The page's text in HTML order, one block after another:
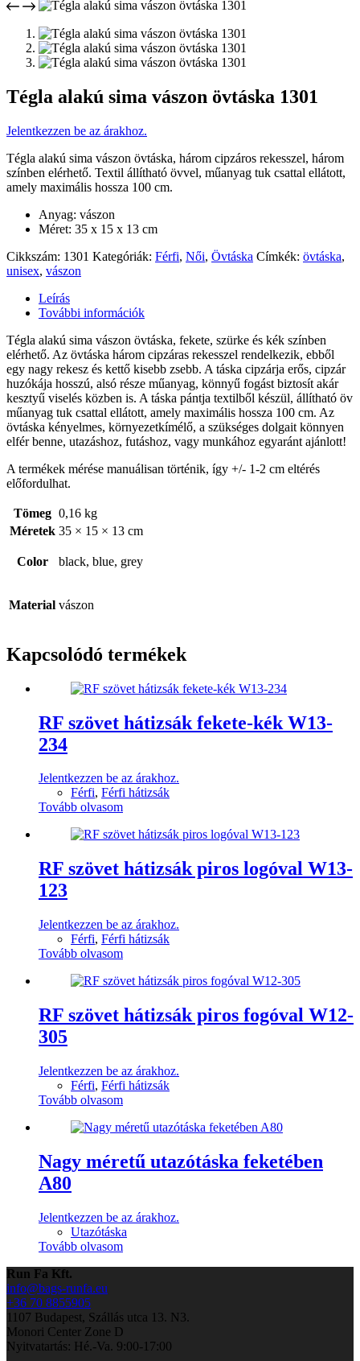
Tégla alakú sima vászon övtáska 1301
Jelentkezzen be az árakhoz.
Tégla alakú sima vászon övtáska, három cipzáros rekesszel, három
színben elérhető. Textil állítható övvel, műanyag tuk csattal ellátott,
amely maximális hossza 100 cm.
Anyag: vászon
Méret: 35 x 15 x 13 cm
Cikkszám: 1301 Kategóriák: Férfi, Női, Övtáska Címkék: övtáska,
unisex, vászon
Leírás
További információk
Tégla alakú sima vászon övtáska, fekete, szürke és kék színben
elérhető. Az övtáska három cipzáras rekesszel rendelkezik, ebből
egy nagy rekesz és kettő kisebb zsebb. A táska cipzárja erős, cipzár
huzókája hosszú, alsó része műanyag, könnyű fogást biztosít akár
kesztyű viselés közben is. A táska pántja textilből készül, állítható öv
műanyag tuk csattal ellátott, amely maximális hossza 100 cm. Az
övtáska kényelmes, környezetkímélő, a szükséges dolgait könnyen
elfér benne, utazáshoz, futáshoz, vagy munkához egyaránt ajánlott!
A termékek mérése manuálisan történik, így +/- 1-2 cm eltérés
előfordulhat.
Tömeg 0,16 kg
Méretek 35 × 15 × 13 cm
Color black, blue, grey
Material vászon
Kapcsolódó termékek
RF szövet hátizsák fekete-kék W13-
234
Jelentkezzen be az árakhoz.
Férfi, Férfi hátizsák
Tovább olvasom
RF szövet hátizsák piros logóval W13-
123
Jelentkezzen be az árakhoz.
Férfi, Férfi hátizsák
Tovább olvasom
RF szövet hátizsák piros fogóval W12-
305
Jelentkezzen be az árakhoz.
Férfi, Férfi hátizsák
Tovább olvasom
Nagy méretű utazótáska feketében
A80
Jelentkezzen be az árakhoz.
Utazótáska
Tovább olvasom
Run Fa Kft.
info@bags-runfa.eu
+36 70 8855905
1107 Budapest, Szállás utca 13. N3.
Monori Center Zone D
Nyitvatartás: Hé.-Va. 9:00-17:00